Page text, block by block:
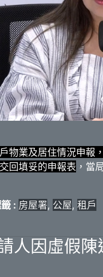
物業及居住情況申報
回填妥的申報表 ，當
: 房屋署, 公屋, 租戶
人因虛假陳